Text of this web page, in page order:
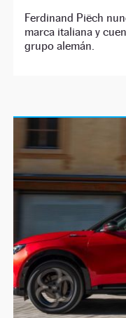
Ferdinand Piëch
marca italiana y
grupo alemán.